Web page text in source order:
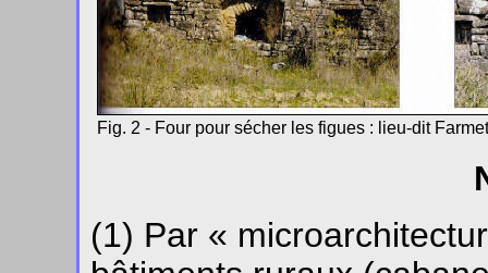
Fig. 2 - Four pour sécher les figues : lieu-dit
(1) Par «